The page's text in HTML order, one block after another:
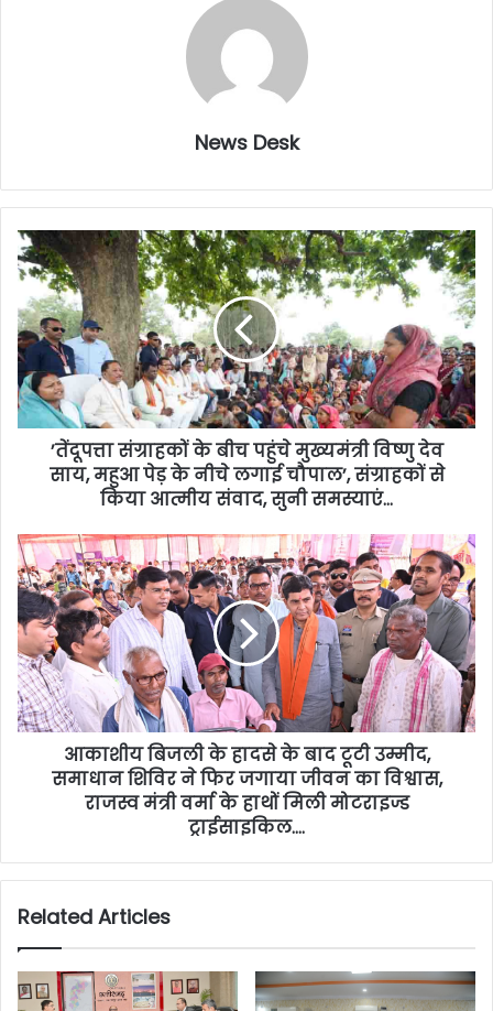
News Desk
’तेंदूपत्ता संग्राहकों के बीच पहुंचे मुख्यमंत्री विष्णु देव
साय, महुआ पेड़ के नीचे लगाई चौपाल’, संग्राहकों से
किया आत्मीय संवाद, सुनी समस्याएं…
आकाशीय बिजली के हादसे के बाद टूटी उम्मीद,
समाधान शिविर ने फिर जगाया जीवन का विश्वास,
राजस्व मंत्री वर्मा के हाथों मिली मोटराइज्ड
ट्राईसाइकिल….
Related Articles